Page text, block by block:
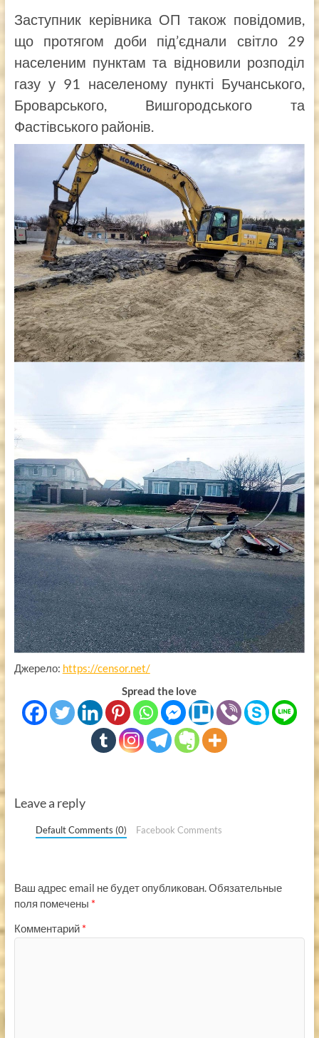
Заступник керівника ОП також повідомив,
що протягом доби під’єднали світло 29
населеним пунктам та відновили розподіл
газу у 91 населеному пункті Бучанського,
Броварського, Вишгородського та
Фастівського районів.
Джерело: https://censor.net/
Spread the love
Leave a reply
Default Comments (0) Facebook Comments
Ваш адрес email не будет опубликован.Обязательные
поля помечены *
Комментарий *